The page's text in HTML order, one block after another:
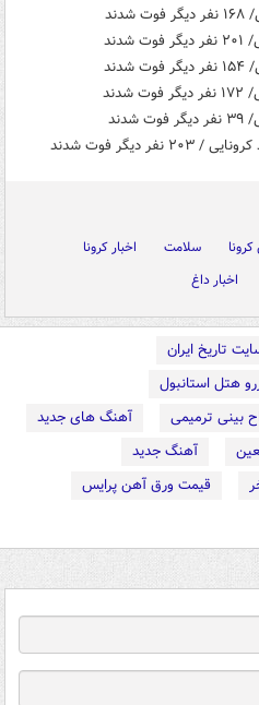
سلامت
اخبار کرونا
اخبار داغ
تاریخ ایران
هتل استانبول
بینی ترمیمی
آهنگ های جدید
آهنگ جدید
قیمت ورق آهن پرایس